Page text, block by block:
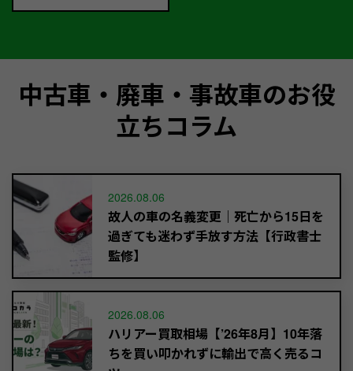
中古車・廃車・事故車のお役
立ちコラム
2026.08.06
故人の車の名義変更｜死亡から15日を
過ぎても迷わず手放す方法【行政書士
監修】
2026.08.06
ハリアー買取相場【’26年8月】10年落
ちを買い叩かれずに輸出で高く売るコ